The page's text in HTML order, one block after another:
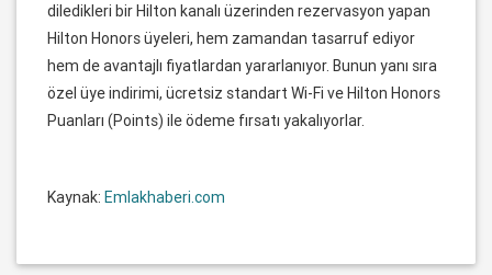
diledikleri bir Hilton kanalı üzerinden rezervasyon yapan
Hilton Honors üyeleri, hem zamandan tasarruf ediyor
hem de avantajlı fiyatlardan yararlanıyor. Bunun yanı sıra
özel üye indirimi, ücretsiz standart Wi-Fi ve Hilton Honors
Puanları (Points) ile ödeme fırsatı yakalıyorlar.
Kaynak: Emlakhaberi.com